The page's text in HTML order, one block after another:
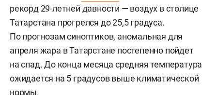
рекорд 29-летней давности — воздух в столице
Татарстана прогрелся до 25,5 градуса.
По прогнозам синоптиков, аномальная для
апреля жара в Татарстане постепенно пойдет
на спад. До конца месяца средняя температура
ожидается на 5 градусов выше климатической
нормы.